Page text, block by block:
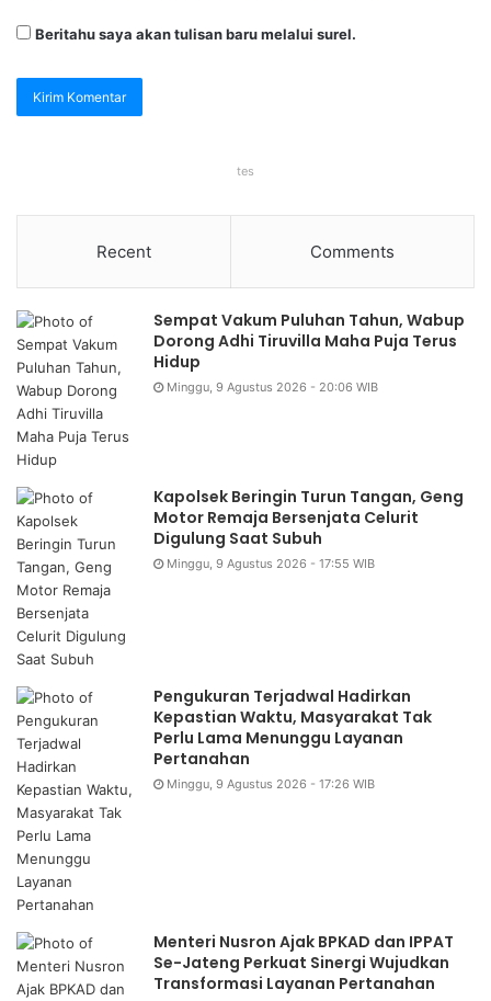
Beritahu saya akan tulisan baru melalui surel.
tes
Recent Comments
Sempat Vakum Puluhan Tahun, Wabup
Dorong Adhi Tiruvilla Maha Puja Terus
Hidup
Minggu, 9 Agustus 2026 - 20:06 WIB
Kapolsek Beringin Turun Tangan, Geng
Motor Remaja Bersenjata Celurit
Digulung Saat Subuh
Minggu, 9 Agustus 2026 - 17:55 WIB
Pengukuran Terjadwal Hadirkan
Kepastian Waktu, Masyarakat Tak
Perlu Lama Menunggu Layanan
Pertanahan
Minggu, 9 Agustus 2026 - 17:26 WIB
Menteri Nusron Ajak BPKAD dan IPPAT
Se-Jateng Perkuat Sinergi Wujudkan
Transformasi Layanan Pertanahan